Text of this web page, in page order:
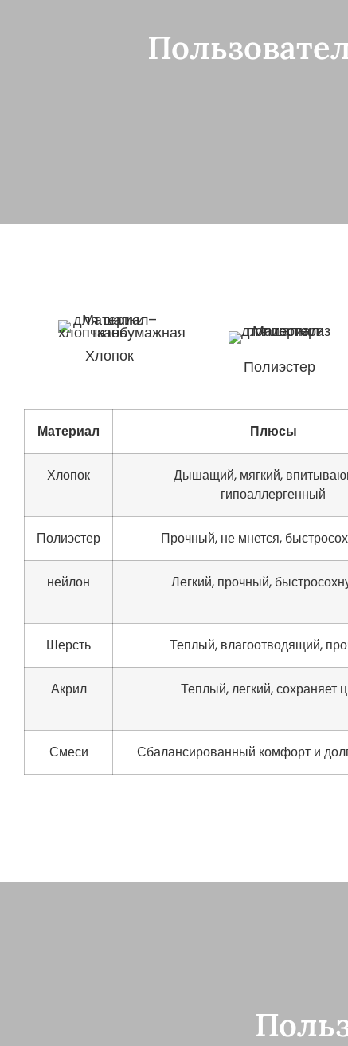
Хлопок
Полиэстер
Материал Плюсы
Хлопок
Дышащий, мягкий,
гипоаллергенный
Полиэстер Прочный, не мнется,
нейлон Легкий, прочный,
Шерсть Теплый, влагоотводящий,
Акрил Теплый, легкий, сохраняет
Смеси Сбалансированный комфорт и